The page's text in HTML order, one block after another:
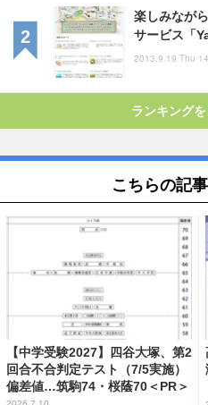
楽しみなが
サービス「
2013.9.19 Thu
ランキング
こちらの記
【中学受験2027】四谷大塚、第2
回合不合判定テスト（7/5実施）
偏差値…筑駒74・桜蔭70＜PR＞